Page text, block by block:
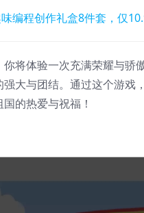
程创作礼盒8件套，仅
将体验一次充满荣耀与
大与团结。通过这个游
的热爱与祝福！